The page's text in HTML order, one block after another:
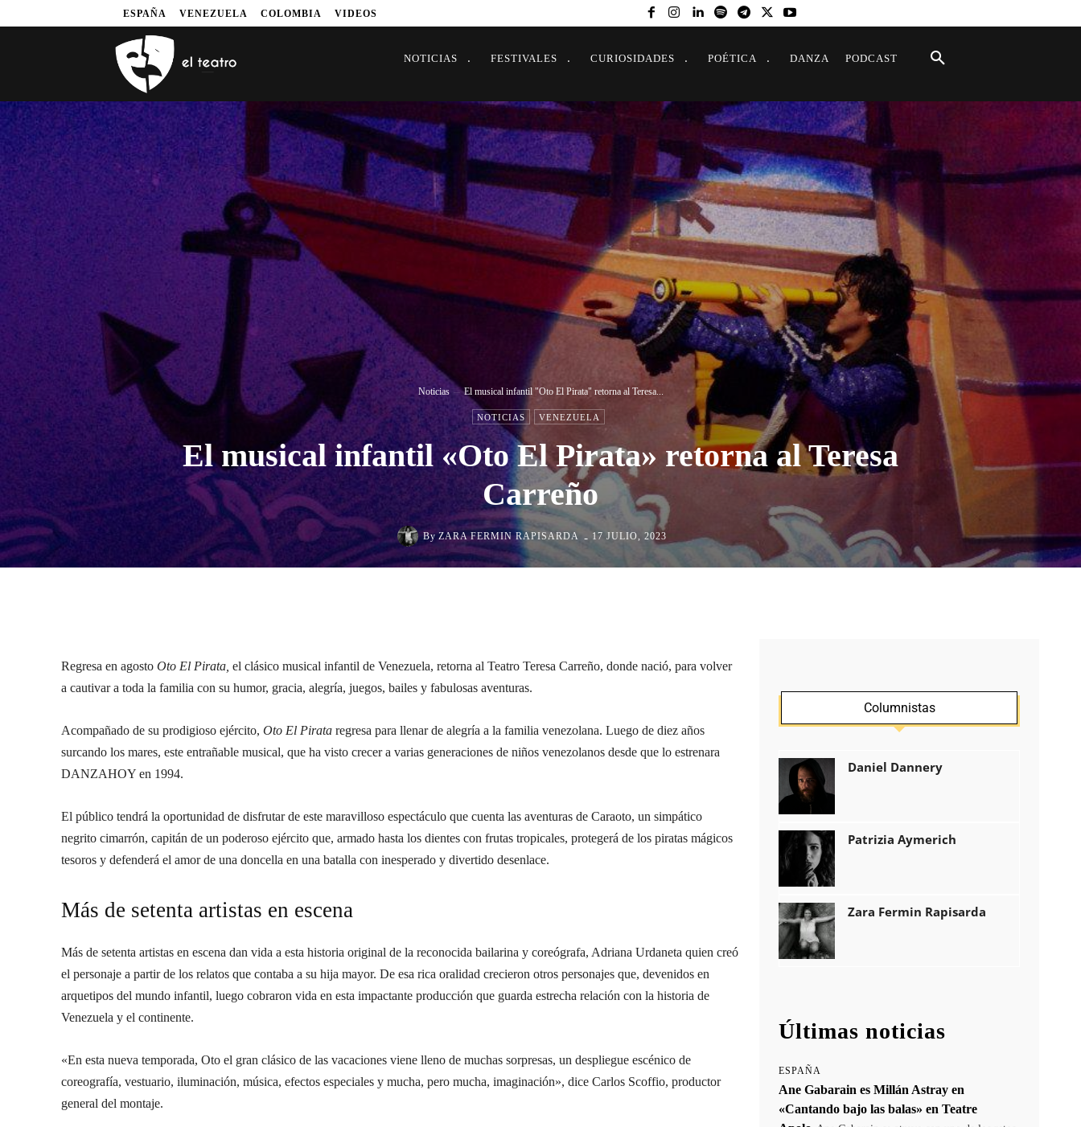
ESPAÑA VENEZUELA COLOMBIA VIDEOS
NOTICIAS FESTIVALES CURIOSIDADES POÉTICA DANZA PODCAST
Noticias El musical infantil "Oto El Pirata" retorna al Teresa...
NOTICIAS VENEZUELA
El musical infantil «Oto El Pirata» retorna al Teresa
Carreño
By ZARA FERMIN RAPISARDA - 17 JULIO, 2023
Regresa en agosto Oto El Pirata, el clásico musical infantil de Venezuela, retorna al Teatro Teresa Carreño, donde nació, para volver
a cautivar a toda la familia con su humor, gracia, alegría, juegos, bailes y fabulosas aventuras.
Acompañado de su prodigioso ejército, Oto El Pirata regresa para llenar de alegría a la familia venezolana. Luego de diez años
surcando los mares, este entrañable musical, que ha visto crecer a varias generaciones de niños venezolanos desde que lo estrenara
DANZAHOY en 1994.
El público tendrá la oportunidad de disfrutar de este maravilloso espectáculo que cuenta las aventuras de Caraoto, un simpático
negrito cimarrón, capitán de un poderoso ejército que, armado hasta los dientes con frutas tropicales, protegerá de los piratas mágicos
tesoros y defenderá el amor de una doncella en una batalla con inesperado y divertido desenlace.
Más de setenta artistas en escena
Más de setenta artistas en escena dan vida a esta historia original de la reconocida bailarina y coreógrafa, Adriana Urdaneta quien creó
el personaje a partir de los relatos que contaba a su hija mayor. De esa rica oralidad crecieron otros personajes que, devenidos en
arquetipos del mundo infantil, luego cobraron vida en esta impactante producción que guarda estrecha relación con la historia de
Venezuela y el continente.
«En esta nueva temporada, Oto el gran clásico de las vacaciones viene lleno de muchas sorpresas, un despliegue escénico de
coreografía, vestuario, iluminación, música, efectos especiales y mucha, pero mucha, imaginación», dice Carlos Scoffio, productor
general del montaje.
Columnistas
Daniel Dannery
Patrizia Aymerich
Zara Fermin Rapisarda
Últimas noticias
ESPAÑA
Ane Gabarain es Millán Astray en
«Cantando bajo las balas» en Teatre